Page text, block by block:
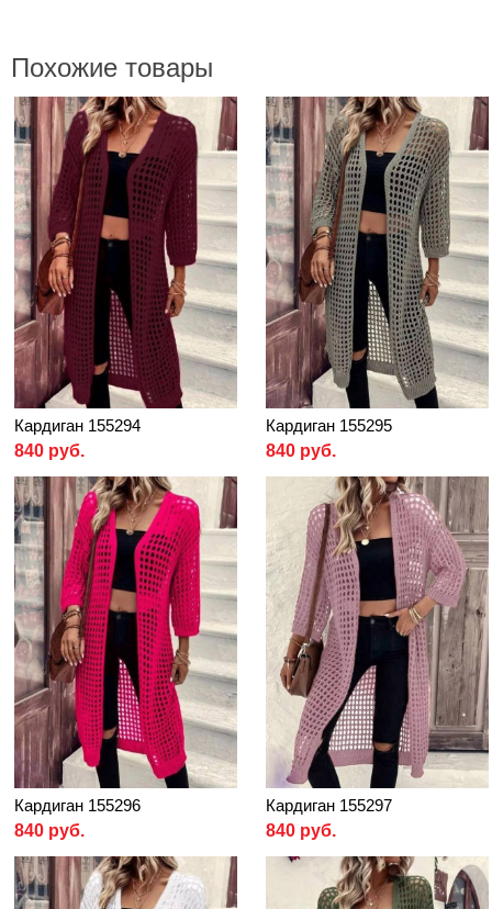
Похожие товары
Кардиган 155294
840 руб.
Кардиган 155295
840 руб.
Кардиган 155296
840 руб.
Кардиган 155297
840 руб.